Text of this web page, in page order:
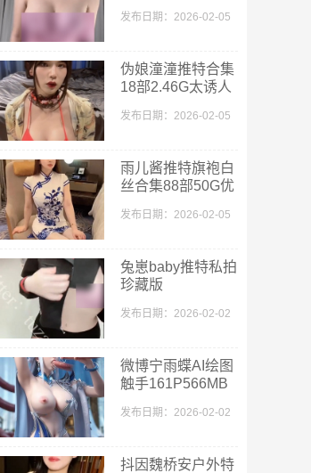
质
发布日期：2026-02-05
伪娘潼潼推特合集
18部2.46G太诱人
发布日期：2026-02-05
雨儿酱推特旗袍白
丝合集88部50G优
发布日期：2026-02-05
兔崽baby推特私拍
珍藏版
嫩天花板
发布日期：2026-02-02
微博宁雨蝶AI绘图
触手161P566MB
发布日期：2026-02-02
抖因魏桥安户外特